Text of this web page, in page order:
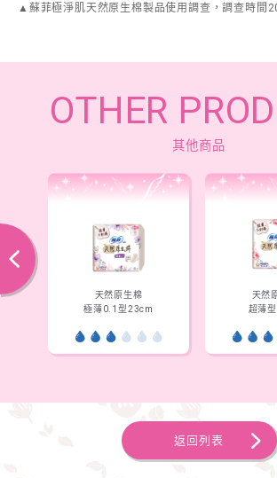
▲蘇菲極淨肌天然原生棉製品使用調查，調查時間
OTHER
其他商品
天然原生棉
極薄0.1型23cm
天然
超薄
往後
返回列表